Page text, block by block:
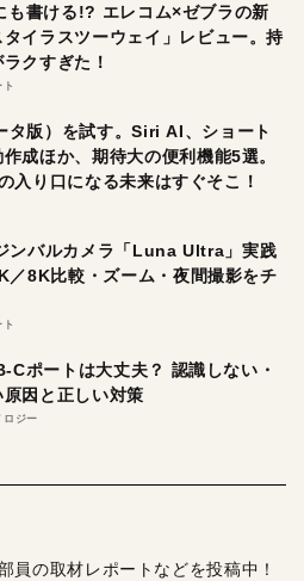
も書ける!? エレコム×ゼブラの新
イラスツーウェイ」レビュー。持
クすぎた！
ト
タ版）を試す。Siri AI、ショート
成ほか、期待大の便利機能5選。
入り口になる未来はすぐそこ！
ンバルカメラ「Luna Ultra」実践
／8K比較・ズーム・夜間撮影をチ
ト
Cポートは大丈夫？ 認識しない・
因と正しい対策
ロジー
員の取材レポートなどを投稿中！